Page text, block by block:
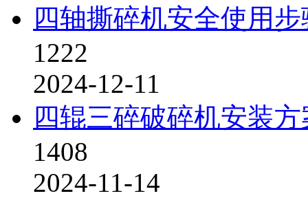
四轴撕碎机安全使用步
1222
2024-12-11
四辊三碎破碎机安装
1408
2024-11-14